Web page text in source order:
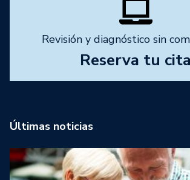
Revisión y diagnóstico sin
Reserva tu cita
Últimas noticias